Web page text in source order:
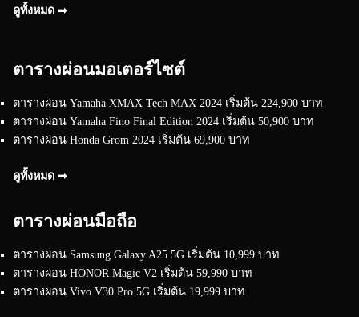
ดูทั้งหมด ➟
ตารางผ่อนมอเตอร์ไซต์
ตารางผ่อน Yamaha XMAX Tech MAX 2024 เริ่มต้น 224,900 บาท
ตารางผ่อน Yamaha Fino Final Edition 2024 เริ่มต้น 50,900 บาท
ตารางผ่อน Honda Grom 2024 เริ่มต้น 69,900 บาท
ดูทั้งหมด ➟
ตารางผ่อนมือถือ
ตารางผ่อน Samsung Galaxy A25 5G เริ่มต้น 10,999 บาท
ตารางผ่อน HONOR Magic V2 เริ่มต้น 59,990 บาท
ตารางผ่อน Vivo V30 Pro 5G เริ่มต้น 19,999 บาท